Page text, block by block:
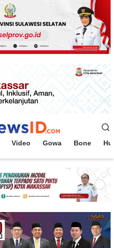
Video Gowa Bone